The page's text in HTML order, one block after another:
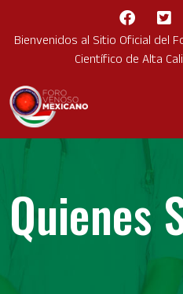
Bienvenidos al Sitio Oficial del
Científico de Alta
Quienes